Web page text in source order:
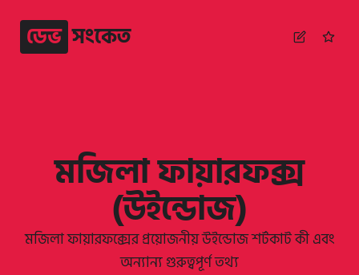
ডেভ সংকেত
মজিলা ফায়ারফক্স
(উইন্ডোজ)
মজিলা ফায়ারফক্সের প্রয়োজনীয় উইন্ডোজ শর্টকাট কী এবং
অন্যান্য গুরুত্বপূর্ণ তথ্য